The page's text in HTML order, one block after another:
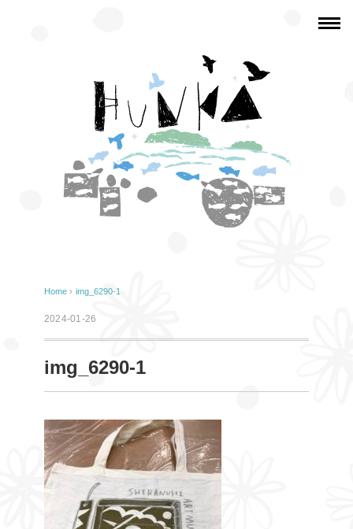
Home › img_6290-1
2024-01-26
img_6290-1